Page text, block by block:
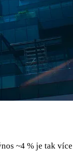
~4 % je tak